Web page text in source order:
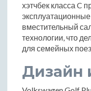
хэтчбек класса C
вместительный
технологии, что
для семейных
Дизайн